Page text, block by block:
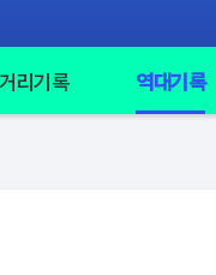
거리기록 역대기록